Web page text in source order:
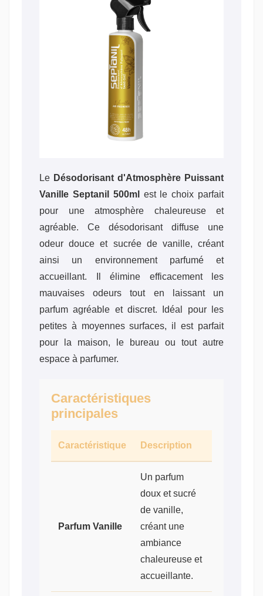
Le Désodorisant d'Atmosphère Puissant
Vanille Septanil 500ml
est le choix parfait
pour une atmosphère chaleureuse et
agréable. Ce désodorisant diffuse une
odeur douce et sucrée de vanille, créant
ainsi un environnement parfumé et
accueillant. Il élimine efficacement les
mauvaises odeurs tout en laissant un
parfum agréable et discret. Idéal pour les
petites à moyennes surfaces, il est parfait
pour la maison, le bureau ou tout autre
espace à parfumer.
Caractéristiques
principales
Caractéristique Description
Parfum Vanille
Un parfum
doux et sucré
de vanille,
créant une
ambiance
chaleureuse et
accueillante.